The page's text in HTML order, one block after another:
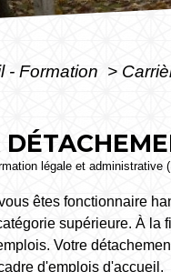
- Formation >
légale et administrative
êtes fonctionnaire
supérieure. À la
Votre
d'emplois d'accueil.